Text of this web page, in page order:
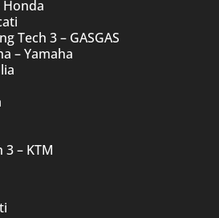
Honda
Tech 3 – GASGAS
– Yamaha
3 – KTM